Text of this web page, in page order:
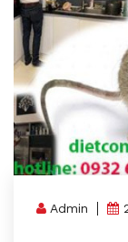
Admin